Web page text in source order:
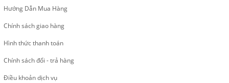
Hướng Dẫn Mua Hàng
Chính sách giao hàng
Hình thức thanh toán
Chính sách đổi - trả hàng
Điều khoản dịch vụ